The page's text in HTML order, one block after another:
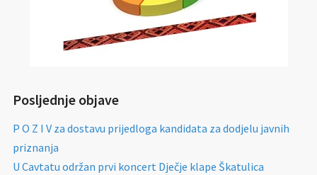
Posljednje objave
P O Z I V za dostavu prijedloga kandidata za dodjelu javnih
priznanja
U Cavtatu održan prvi koncert Dječje klape Škatulica